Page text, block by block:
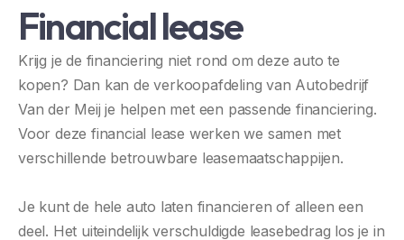
Financial lease
Krijg je de financiering niet rond om deze auto te
kopen? Dan kan de verkoopafdeling van Autobedrijf
Van der Meij je helpen met een passende financiering.
Voor deze financial lease werken we samen met
verschillende betrouwbare leasemaatschappijen.
Je kunt de hele auto laten financieren of alleen een
deel. Het uiteindelijk verschuldigde leasebedrag los je in